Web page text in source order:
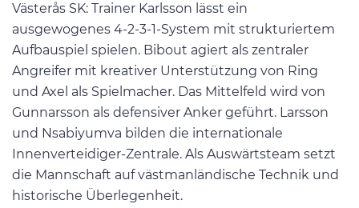
Västerås SK: Trainer Karlsson lässt ein
ausgewogenes 4-2-3-1-System mit strukturiertem
Aufbauspiel spielen. Bibout agiert als zentraler
Angreifer mit kreativer Unterstützung von Ring
und Axel als Spielmacher. Das Mittelfeld wird von
Gunnarsson als defensiver Anker geführt. Larsson
und Nsabiyumva bilden die internationale
Innenverteidiger-Zentrale. Als Auswärtsteam setzt
die Mannschaft auf västmanländische Technik und
historische Überlegenheit.